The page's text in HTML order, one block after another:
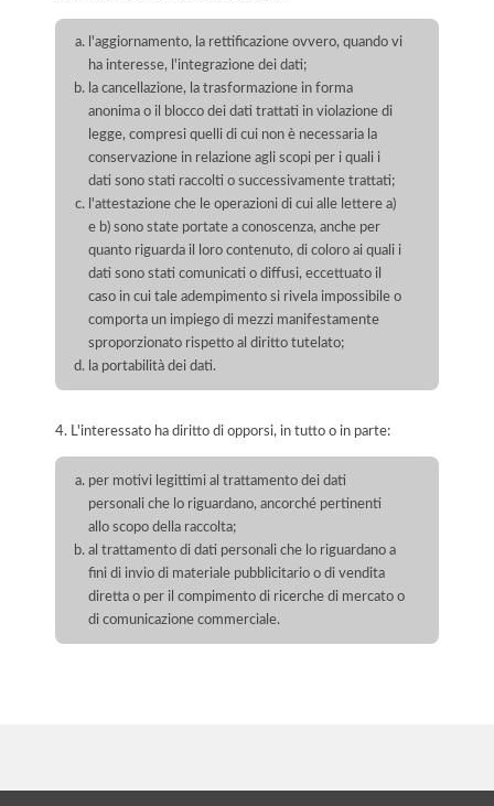
l'aggiornamento, la rettificazione ovvero, quando vi
ha interesse, l'integrazione dei dati;
la cancellazione, la trasformazione in forma
anonima o il blocco dei dati trattati in violazione di
legge, compresi quelli di cui non è necessaria la
conservazione in relazione agli scopi per i quali i
dati sono stati raccolti o successivamente trattati;
l'attestazione che le operazioni di cui alle lettere a)
e b) sono state portate a conoscenza, anche per
quanto riguarda il loro contenuto, di coloro ai quali i
dati sono stati comunicati o diffusi, eccettuato il
caso in cui tale adempimento si rivela impossibile o
comporta un impiego di mezzi manifestamente
sproporzionato rispetto al diritto tutelato;
la portabilità dei dati.
4. L'interessato ha diritto di opporsi, in tutto o in parte:
per motivi legittimi al trattamento dei dati
personali che lo riguardano, ancorché pertinenti
allo scopo della raccolta;
al trattamento di dati personali che lo riguardano a
fini di invio di materiale pubblicitario o di vendita
diretta o per il compimento di ricerche di mercato o
di comunicazione commerciale.